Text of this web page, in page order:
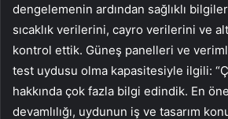
dengelemenin ardından sağlıklı
sıcaklık verilerini, cayro verilerini ve
kontrol ettik. Güneş panelleri ve
test uydusu olma kapasitesiyle ilgili:
hakkında çok fazla bilgi edindik. En
devamlılığı, uydunun iş ve tasarım